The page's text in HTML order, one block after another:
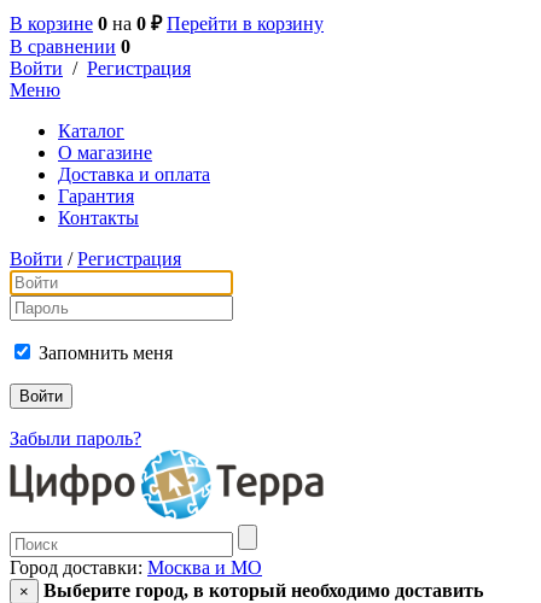
В корзине 0 на 0 ₽ Перейти в корзину
В сравнении 0
Войти / Регистрация
Меню
Каталог
О магазине
Доставка и оплата
Гарантия
Контакты
Войти / Регистрация
Запомнить меня
Забыли пароль?
Город доставки: Москва и МО
×
Выберите город, в который необходимо доставить